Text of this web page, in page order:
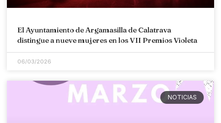
El Ayuntamiento de Argamasilla de Calatrava
distingue a nueve mujeres en los VII Premios Violeta
06/03/2026
NOTICIAS